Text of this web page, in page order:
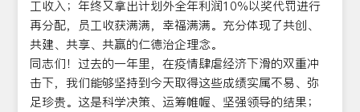
工收入；年终又拿出计划外全年利润10%以奖代罚进行
再分配，员工收获满满，幸福满满。充分体现了共创、
共建、共享、共赢的仁德治企理念。
同志们！过去的一年里，在疫情肆虐经济下滑的双重冲
击下，我们能够坚持到今天取得这些成绩实属不易、弥
足珍贵。这是科学决策、运筹帷幄、坚强领导的结果；